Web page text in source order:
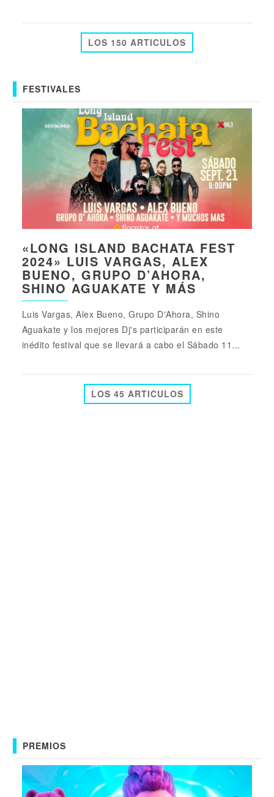
LOS 150 ARTICULOS
FESTIVALES
«LONG ISLAND BACHATA FEST
2024» LUIS VARGAS, ALEX
BUENO, GRUPO D’AHORA,
SHINO AGUAKATE Y MÁS
Luis Vargas, Alex Bueno, Grupo D'Ahora, Shino
Aguakate y los mejores Dj's participarán en este
inédito festival que se llevará a cabo el Sábado 11...
LOS 45 ARTICULOS
PREMIOS